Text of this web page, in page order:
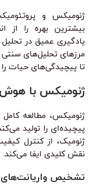
ژنومیکس و
بیشترین بهره را از
یادگیری عمیق در
مرزهای تحلیل‌های سنتی
تا پیچیدگی‌های حیات
ژنومیکس با
ژنومیکس، مطالعه
پیچیده‌ای را تولید
ژنومیک، از کنترل
نقش کلیدی ایفا می‌کند.
تشخیص واریانت‌های